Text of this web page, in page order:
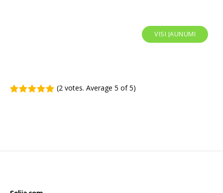
VISI JAUNUMI
(2 votes. Average 5 of 5)